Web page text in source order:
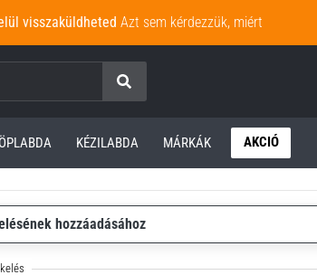
visszaküldheted Azt sem kérdezzük, miért
Keresés
KÉZILABDA MÁRKÁK AKCIÓ
hozzáadásához